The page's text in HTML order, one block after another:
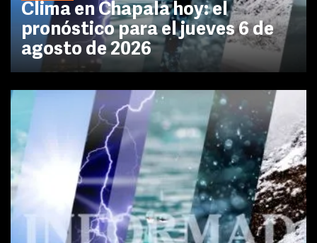
Clima en Chapala hoy: el
pronóstico para el jueves 6 de
agosto de 2026